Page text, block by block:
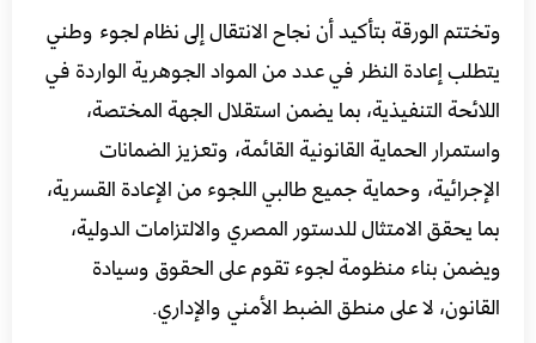
وتختتم الورقة بتأكيد أن نجاح الانتقال إلى نظام لجوء وطني
يتطلب إعادة النظر في عدد من المواد الجوهرية الواردة في
اللائحة التنفيذية، بما يضمن استقلال الجهة المختصة،
واستمرار الحماية القانونية القائمة، وتعزيز الضمانات
الإجرائية، وحماية جميع طالبي اللجوء من الإعادة القسرية،
بما يحقق الامتثال للدستور المصري والالتزامات الدولية،
ويضمن بناء منظومة لجوء تقوم على الحقوق وسيادة
القانون، لا على منطق الضبط الأمني والإداري.